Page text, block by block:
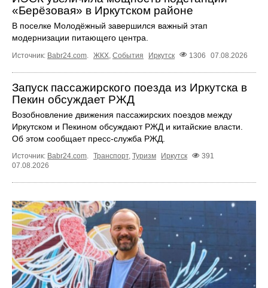
«Берёзовая» в Иркутском районе
В поселке Молодёжный завершился важный этап
модернизации питающего центра.
Источник: Babr24.com ЖКХ События Иркутск 1306 07.08.2026
Запуск пассажирского поезда из Иркутска в
Пекин обсуждает РЖД
Возобновление движения пассажирских поездов между
Иркутском и Пекином обсуждают РЖД и китайские власти.
Об этом сообщает пресс‑служба РЖД.
Источник: Babr24.com Транспорт, Туризм Иркутск
391
07.08.2026